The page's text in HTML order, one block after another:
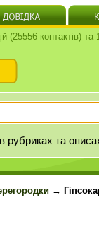
(25556 контактів)
в рубриках та
→